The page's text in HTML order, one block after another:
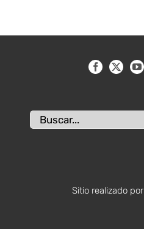
Buscar:
Sitio realizado por